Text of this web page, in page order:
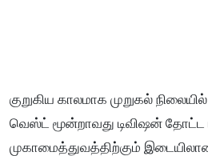
குறுகிய காலமாக முறுகல்
வெஸ்ட் மூன்றாவது டிவிஷன் தோட்ட
முகாமைத்துவத்திற்கும்